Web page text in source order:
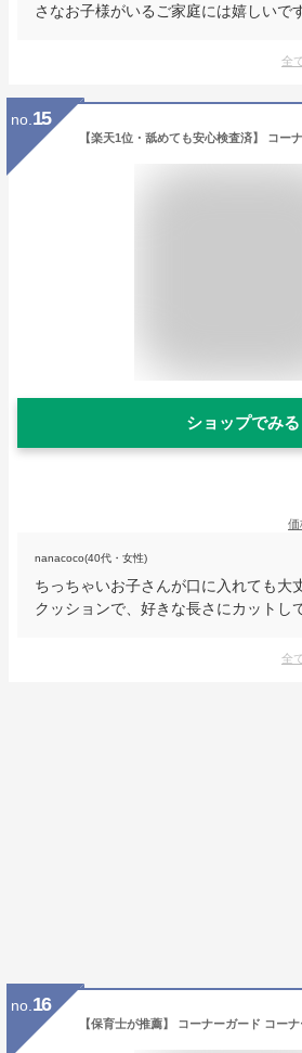
さなお子様がいるご家庭には嬉しいで
全
no. 15
ショップでみる
価
nanacoco(40代・女性)
ちっちゃいお子さんが口に入れても大
クッションで、好きな長さにカットし
全
no. 16